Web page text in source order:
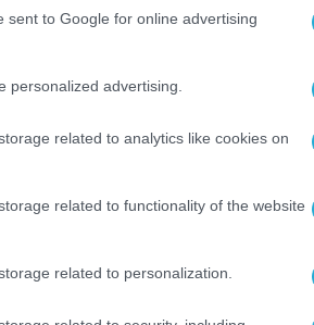
sent to Google for online advertising
personalized advertising.
related to analytics like cookies on
related to functionality of the website
related to personalization.